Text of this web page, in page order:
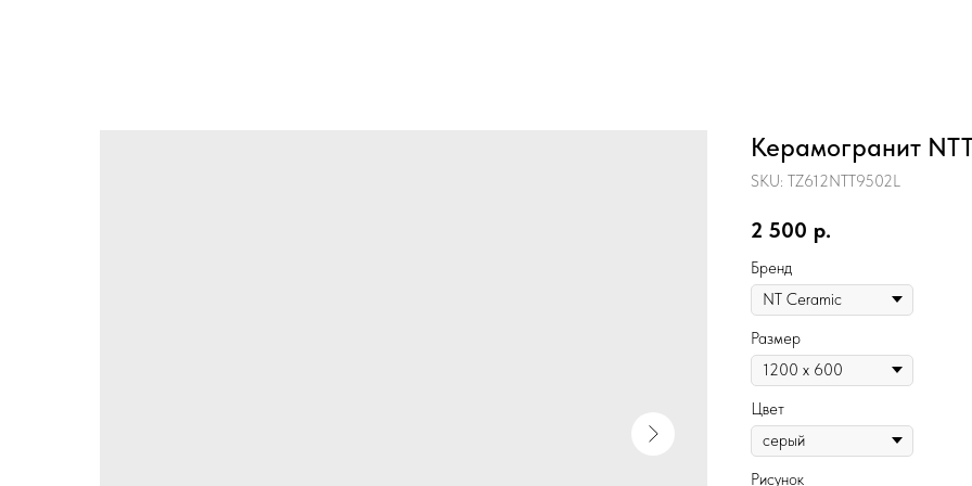
Керамогранит
SKU: TZ612NTT9502L
2 500 р.
Бренд
Размер
Цвет
Рисунок